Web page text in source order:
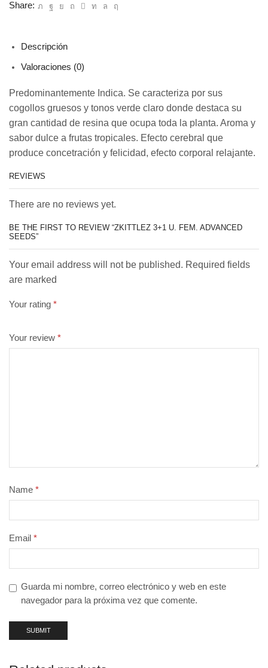
Share:
Descripción
Valoraciones (0)
Predominantemente Indica. Se caracteriza por sus
cogollos gruesos y tonos verde claro donde destaca su
gran cantidad de resina que ocupa toda la planta. Aroma y
sabor dulce a frutas tropicales. Efecto cerebral que
produce concetración y felicidad, efecto corporal relajante.
REVIEWS
There are no reviews yet.
BE THE FIRST TO REVIEW “ZKITTLEZ 3+1 U. FEM. ADVANCED
SEEDS”
Your email address will not be published. Required fields
are marked
Your rating *
Your review *
Name *
Email *
Guarda mi nombre, correo electrónico y web en este
navegador para la próxima vez que comente.